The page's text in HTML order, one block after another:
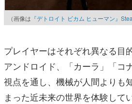
（画像は 『デトロイト ビカム ヒューマン』
プレイヤーはそれぞれ異なる目
アンドロイド、「カーラ」「コ
視点を通し、機械が人間よりも
まった近未来の世界を体験してい